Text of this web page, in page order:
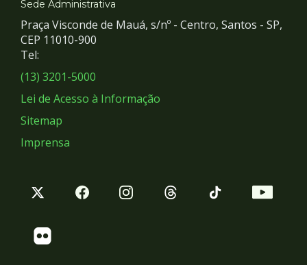
e
Redes
Sociais
Sede Administrativa
Praça Visconde de Mauá, s/nº - Centro, Santos - SP,
CEP 11010-900
Tel:
(13) 3201-5000
Lei de Acesso à Informação
Sitemap
Imprensa